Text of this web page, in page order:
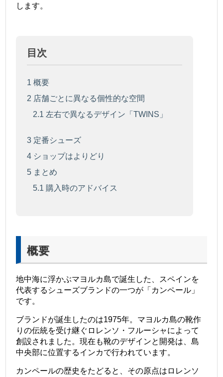
します。
目次
1 概要
2 店舗ごとに異なる個性的な空間
2.1 左右で異なるデザイン「TWINS」
3 定番シューズ
4 ショップはよりどり
5 まとめ
5.1 購入時のアドバイス
概要
地中海に浮かぶマヨルカ島で誕生した、スペインを
代表するシューズブランドの一つが「カンペール」
です。
ブランドが誕生したのは1975年。マヨルカ島の靴作
りの伝統を受け継ぐロレンソ・フルーシャによって
創設されました。現在も靴のデザインと開発は、島
中央部に位置するインカで行われています。
カンペールの歴史をたどると、その原点はロレンソ